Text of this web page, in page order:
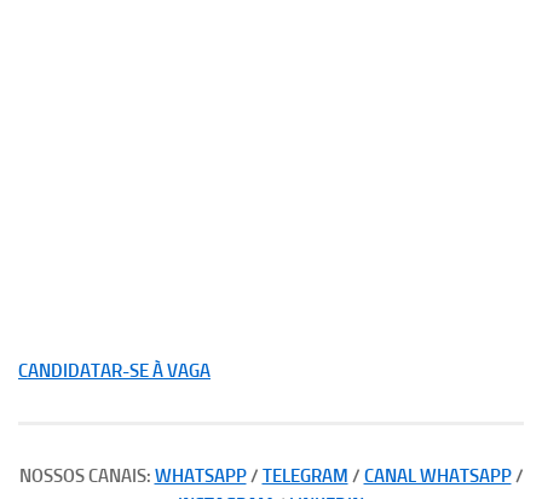
CANDIDATAR-SE À VAGA
NOSSOS CANAIS: WHATSAPP/ TELEGRAM / CANAL WHATSAPP/